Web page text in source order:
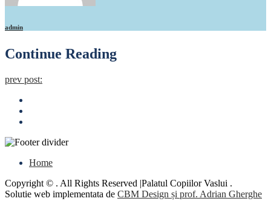
admin
Continue Reading
prev post:
Home
Copyright © . All Rights Reserved |Palatul Copiilor Vaslui .
Solutie web implementata de CBM Design și prof. Adrian Gherghe